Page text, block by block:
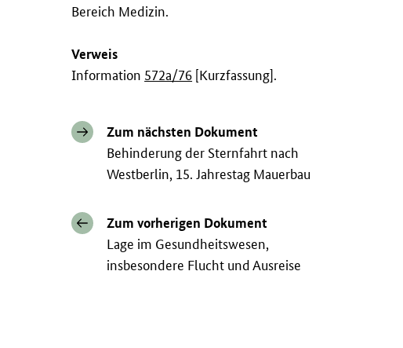
Bereich Medizin.
Verweis
Information 572a/76 [Kurzfassung].
Zum nächsten Dokument
Behinderung der Sternfahrt nach
Westberlin, 15. Jahrestag Mauerbau
Zum vorherigen Dokument
Lage im Gesundheitswesen,
insbesondere Flucht und Ausreise